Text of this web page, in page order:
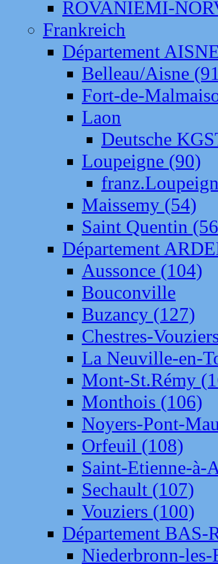
ROVANIEMI-
Frankreich
Département
Belleau/Aisne
Fort-de-
Laon
Deutsche
Loupeigne (90)
Maissemy (54)
Saint Quentin
Département
Aussonce (104)
Bouconville
Buzancy (127)
Chestres-
La Neuville-en-
Mont-St.Rémy
Monthois (106)
Noyers-Pont-
Orfeuil (108)
Saint-Etienne-à-
Sechault (107)
Vouziers (100)
Département BAS-
Niederbronn-